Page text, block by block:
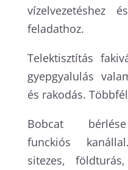
vízelvezetéshez
feladathoz.
Telektisztítás
gyepgyalulás
és rakodás.
Bobcat bérlése
funckiós
sitezes,